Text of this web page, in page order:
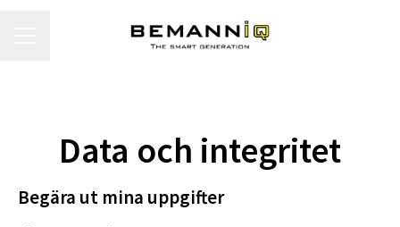
Data och integritet
Begära ut mina uppgifter